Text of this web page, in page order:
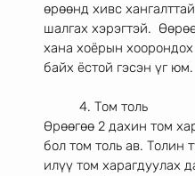
өрөөнд хивс
шалгах хэрэгтэй.
хана хоёрын
байх ёстой гэсэн үг юм.
	4. Том толь
Өрөөгөө 2 дахин том
бол том толь ав. Толин
илүү том харагдуулах